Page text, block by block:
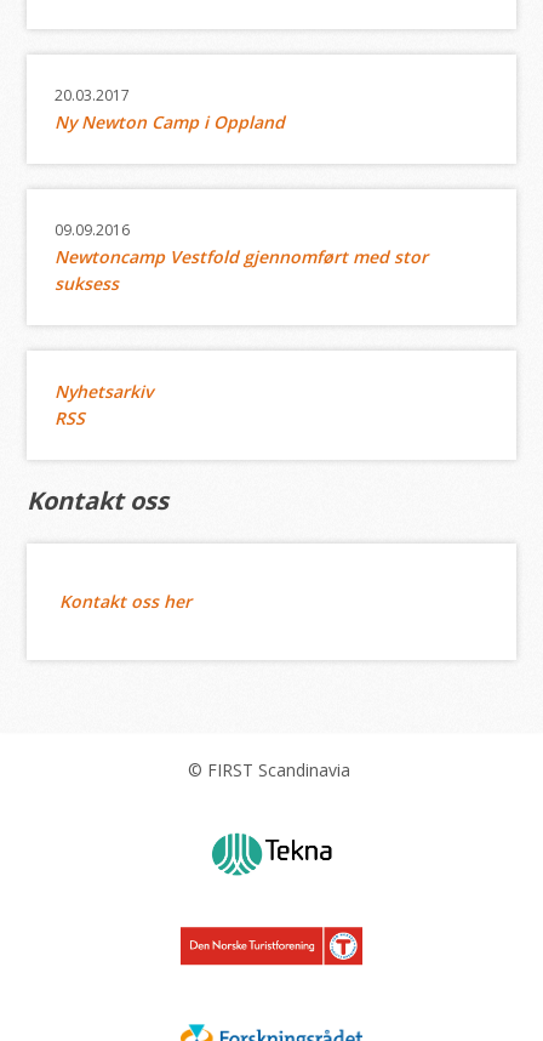
20.03.2017
Ny Newton Camp i Oppland
09.09.2016
Newtoncamp Vestfold gjennomført med stor
suksess
Nyhetsarkiv
RSS
Kontakt oss
Kontakt oss her
© FIRST Scandinavia